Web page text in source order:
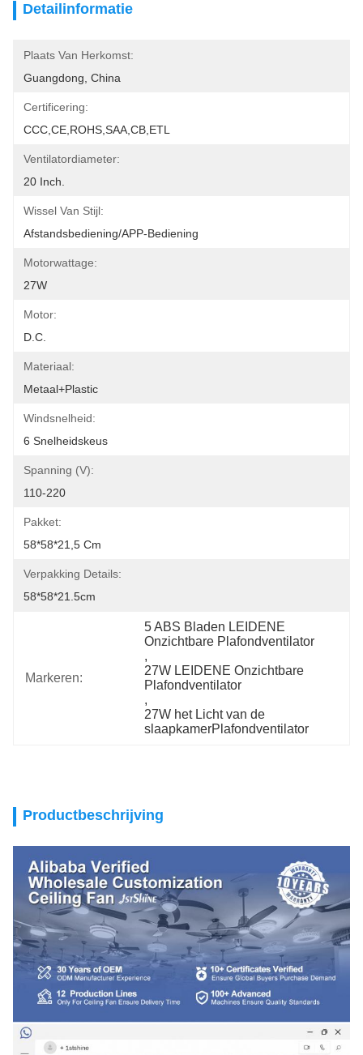
Detailinformatie
Plaats Van Herkomst:
Guangdong, China
Certificering:
CCC,CE,ROHS,SAA,CB,ETL
Ventilatordiameter:
20 Inch.
Wissel Van Stijl:
Afstandsbediening/APP-Bediening
Motorwattage:
27W
Motor:
D.C.
Materiaal:
Metaal+plastic
Windsnelheid:
6 Snelheidskeus
Spanning (V):
110-220
Pakket:
58*58*21,5 Cm
Verpakking Details:
58*58*21.5cm
Markeren:
5 ABS Bladen LEIDENE
Onzichtbare Plafondventilator
,
27W LEIDENE Onzichtbare
Plafondventilator
,
27W het Licht van de
slaapkamerPlafondventilator
Productbeschrijving